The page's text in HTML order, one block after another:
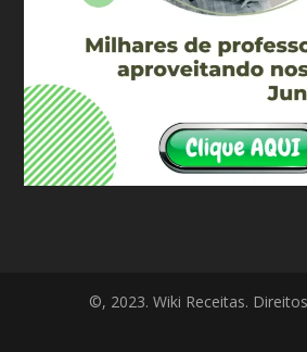
©, 2023. Wiki Receitas.